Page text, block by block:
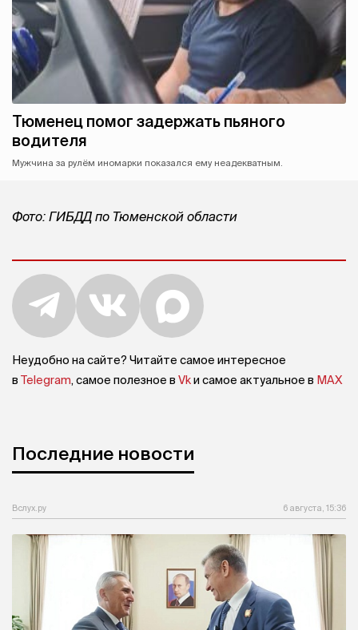
Тюменец помог задержать пьяного
водителя
Мужчина за рулём иномарки показался ему неадекватным.
Фото: ГИБДД по Тюменской области
Неудобно на сайте? Читайте самое интересное
в Telegram, самое полезное в Vkи самое актуальное в MAX
Последние новости
Вслух.ру 6 августа, 15:36